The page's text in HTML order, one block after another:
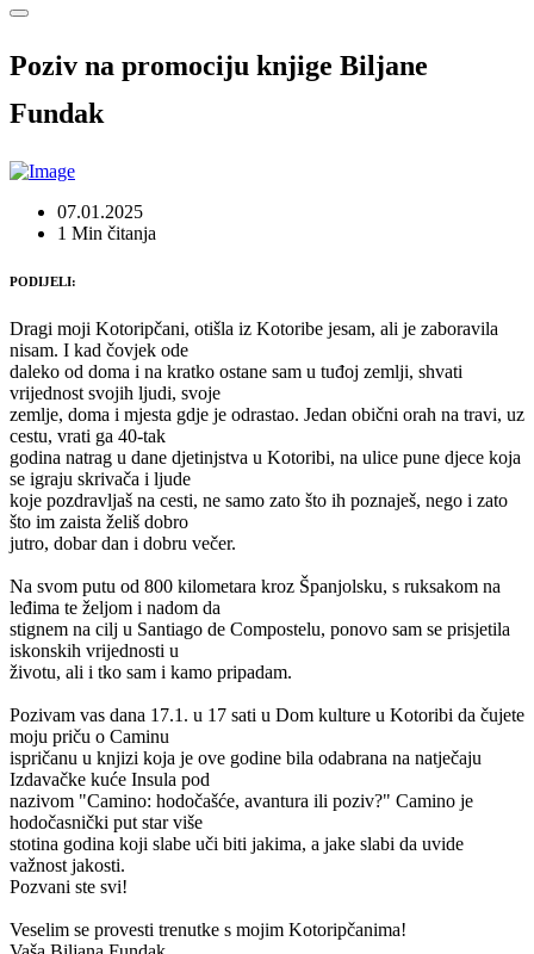
Poziv na promociju knjige Biljane
Fundak
07.01.2025
1 Min čitanja
PODIJELI:
Dragi moji Kotoripčani, otišla iz Kotoribe jesam, ali je zaboravila
nisam. I kad čovjek ode
daleko od doma i na kratko ostane sam u tuđoj zemlji, shvati
vrijednost svojih ljudi, svoje
zemlje, doma i mjesta gdje je odrastao. Jedan obični orah na travi, uz
cestu, vrati ga 40-tak
godina natrag u dane djetinjstva u Kotoribi, na ulice pune djece koja
se igraju skrivača i ljude
koje pozdravljaš na cesti, ne samo zato što ih poznaješ, nego i zato
što im zaista želiš dobro
jutro, dobar dan i dobru večer.
Na svom putu od 800 kilometara kroz Španjolsku, s ruksakom na
leđima te željom i nadom da
stignem na cilj u Santiago de Compostelu, ponovo sam se prisjetila
iskonskih vrijednosti u
životu, ali i tko sam i kamo pripadam.
Pozivam vas dana 17.1. u 17 sati u Dom kulture u Kotoribi da čujete
moju priču o Caminu
ispričanu u knjizi koja je ove godine bila odabrana na natječaju
Izdavačke kuće Insula pod
nazivom "Camino: hodočašće, avantura ili poziv?" Camino je
hodočasnički put star više
stotina godina koji slabe uči biti jakima, a jake slabi da uvide
važnost jakosti.
Pozvani ste svi!
Veselim se provesti trenutke s mojim Kotoripčanima!